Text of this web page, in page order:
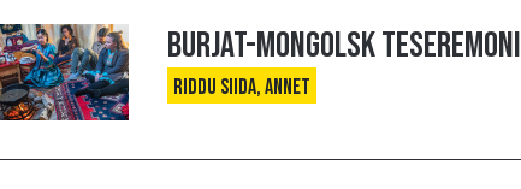
Burjat-Mongolsk teseremoni
Riddu siida, Annet